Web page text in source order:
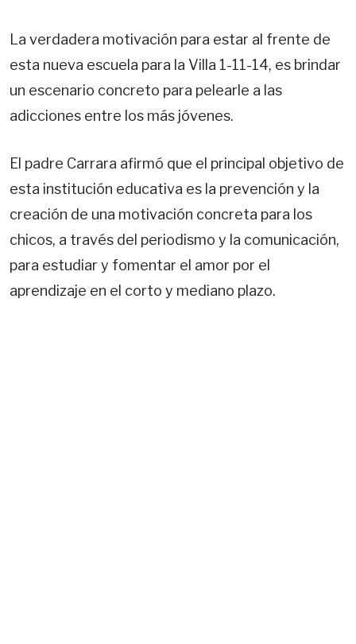
La verdadera motivación para estar al frente de
esta nueva escuela para la Villa 1-11-14, es brindar
un escenario concreto para pelearle a las
adicciones entre los más jóvenes.
El padre Carrara afirmó que el principal objetivo de
esta institución educativa es la prevención y la
creación de una motivación concreta para los
chicos, a través del periodismo y la comunicación,
para estudiar y fomentar el amor por el
aprendizaje en el corto y mediano plazo.